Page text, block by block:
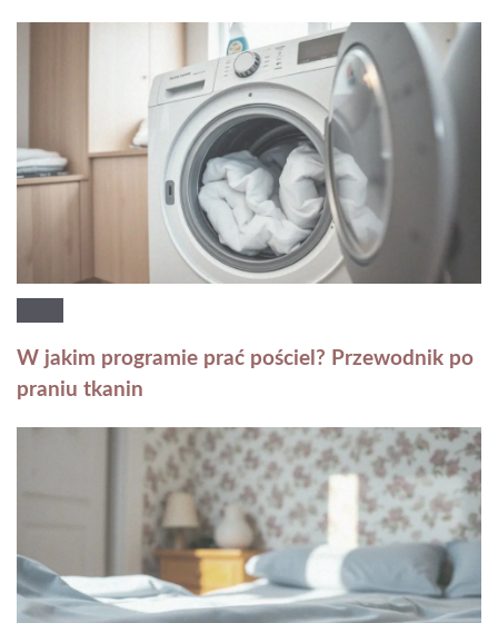
W jakim programie prać pościel? Przewodnik po
praniu tkanin